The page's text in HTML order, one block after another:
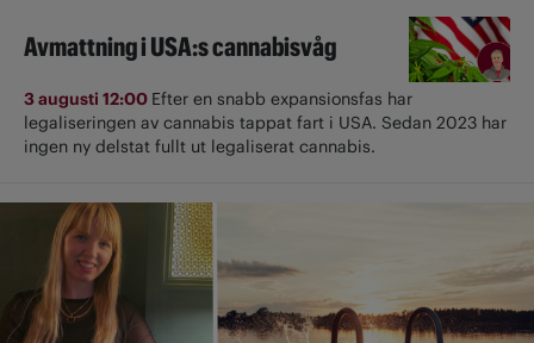
Avmattning i USA:s cannabisvåg
3 augusti 12:00 Efter en snabb expansionsfas har
legaliseringen av cannabis tappat fart i USA. Sedan 2023 har
ingen ny delstat fullt ut ­legaliserat cannabis.